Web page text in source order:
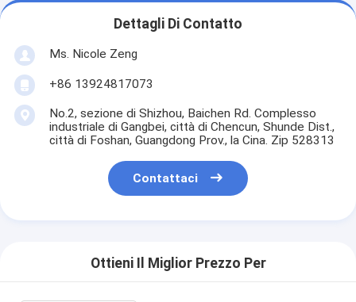
Dettagli Di Contatto
Ms. Nicole Zeng
+86 13924817073
No.2, sezione di Shizhou, Baichen Rd. Complesso
industriale di Gangbei, città di Chencun, Shunde Dist.,
città di Foshan, Guangdong Prov., la Cina. Zip 528313
Contattaci
Ottieni Il Miglior Prezzo Per